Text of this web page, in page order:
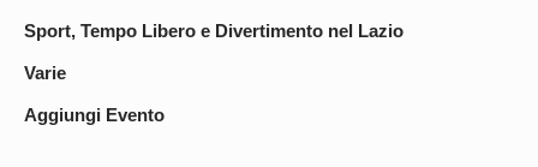
Sport, Tempo Libero e Divertimento nel Lazio
Varie
Aggiungi Evento